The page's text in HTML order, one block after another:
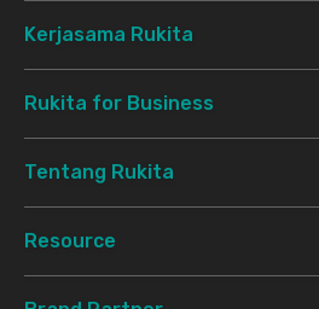
Kerjasama Rukita
Rukita for Business
Tentang Rukita
Resource